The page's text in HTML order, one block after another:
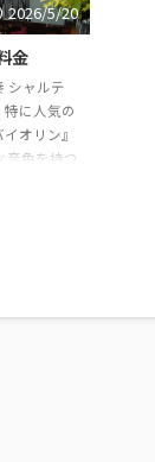
2026/5/20
金
シャルテ
に人気の
オリン』
音色を持つ